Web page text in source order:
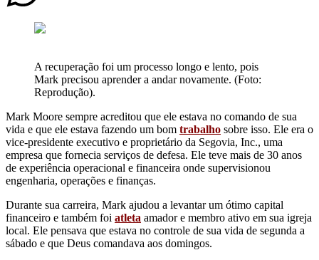
A recuperação foi um processo longo e lento, pois
Mark precisou aprender a andar novamente. (Foto:
Reprodução).
Mark Moore sempre acreditou que ele estava no comando de sua
vida e que ele estava fazendo um bom trabalho sobre isso. Ele era o
vice-presidente executivo e proprietário da Segovia, Inc., uma
empresa que fornecia serviços de defesa. Ele teve mais de 30 anos
de experiência operacional e financeira onde supervisionou
engenharia, operações e finanças.
Durante sua carreira, Mark ajudou a levantar um ótimo capital
financeiro e também foi atleta amador e membro ativo em sua igreja
local. Ele pensava que estava no controle de sua vida de segunda a
sábado e que Deus comandava aos domingos.